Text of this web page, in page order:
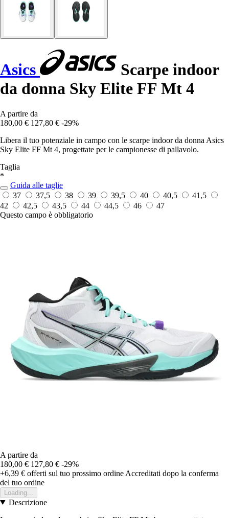
Asics
Scarpe indoor
da donna Sky Elite FF Mt 4
A partire da
180,00 € 127,80 € -29%
Libera il tuo potenziale in campo con le scarpe indoor da donna Asics
Sky Elite FF Mt 4, progettate per le campionesse di pallavolo.
Taglia
*
Guida alle taglie
37
37,5 38 39 39,5 40 40,5
41,5
42
42,5 43,5 44 44,5 46
47
Questo campo è obbligatorio
A partire da
180,00 € 127,80 € -29%
+6,39 € offerti sul tuo prossimo ordine Accreditati dopo la conferma
del tuo ordine
Loading...
Descrizione